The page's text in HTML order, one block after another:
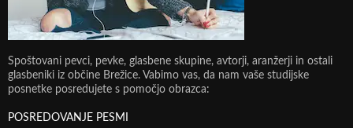
Spoštovani pevci, pevke, glasbene skupine, avtorji, aranžerji in ostali
glasbeniki iz občine Brežice. Vabimo vas, da nam vaše studijske
posnetke posredujete s pomočjo obrazca:
POSREDOVANJE PESMI